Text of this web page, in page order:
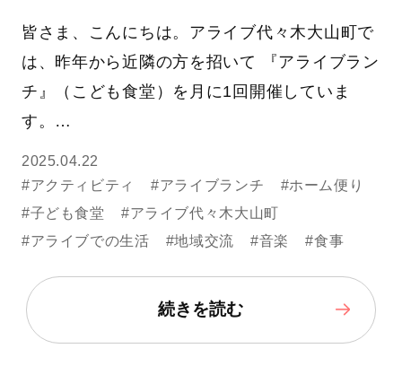
皆さま、こんにちは。アライブ代々木大山町で
は、昨年から近隣の方を招いて 『アライブラン
チ』（こども食堂）を月に1回開催していま
す。…
2025.04.22
#アクティビティ
#アライブランチ
#ホーム便り
#子ども食堂
#アライブ代々木大山町
#アライブでの生活
#地域交流 #音楽 #食事
続きを読む